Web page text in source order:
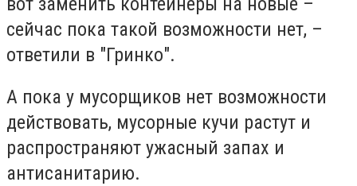
сейчас пока такой возможности нет, –
ответили в "Гринко".
А пока у мусорщиков нет возможности
действовать, мусорные кучи растут и
распространяют ужасный запах и
антисанитарию.